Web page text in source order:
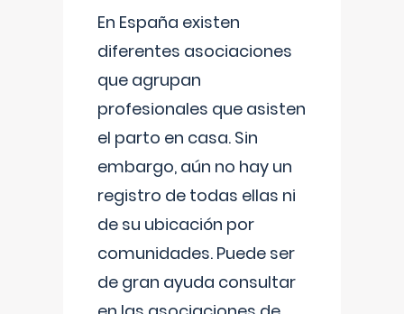
En España existen
diferentes asociaciones
que agrupan
profesionales que asisten
el parto en casa. Sin
embargo, aún no hay un
registro de todas ellas ni
de su ubicación por
comunidades. Puede ser
de gran ayuda consultar